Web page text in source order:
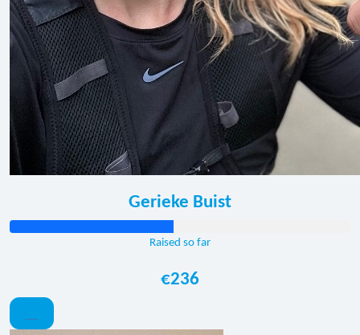
Gerieke Buist
Raised so far
€236